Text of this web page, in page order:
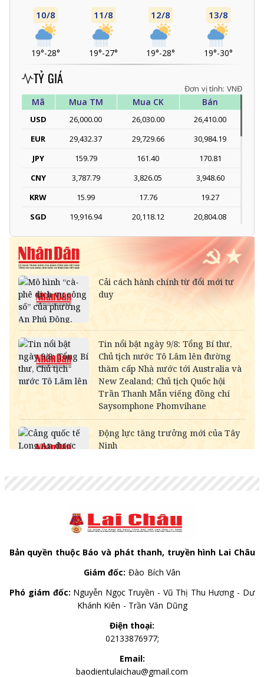
10/8
19°-28°
11/8
19°-27°
12/8
19°-28°
13/8
19°-30°
TỶ GIÁ
Đơn vị tính: VNĐ
Mã Mua TM Mua CK Bán
USD 26,000.00 26,030.00
26,410.00
EUR
29,432.37 29,729.66
30,984.19
JPY
159.79 161.40
170.81
CNY
3,787.79 3,826.05
3,948.60
KRW
15.99 17.76
19.27
SGD
19,916.94 20,118.12
20,804.08
DKK
- 3,966.64
4,118.33
THB
809.42
SEK
2,702.79
2,817.41
SAR
-
RUB
NOK
- 2,697.17
2,811.55
MYR
- 6,347.10
6,485.21
KWD
84,917.43
89,033.66
18,222.10 18,406.17
18,995.72
31,486.79 31,804.84
32,823.55
INR
273.68
285.45
HKD
3,247.93 3,280.74
3,406.20
Bản quyền thuộc Báo và phát thanh, truyền hình Lai Châu
Giám đốc: Đào Bích Vân
Phó giám đốc: Nguyễn Ngọc Truyền - Vũ Thị Thu Hương - Dư
Khánh Kiên - Trần Văn Dũng
Điện thoại:
02133876977;
Email:
baodientulaichau@gmail.com